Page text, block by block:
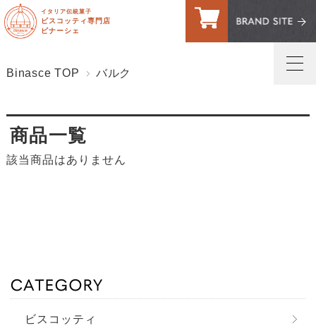
イタリア伝統菓子
ビスコッティ専門店
ビナーシェ
ご利用案内・送料
Binasce TOP バルク
商品一覧
該当商品はありません
ビスコッティ